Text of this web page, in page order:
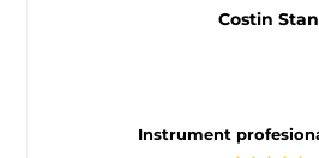
Instrument
Costin Stan